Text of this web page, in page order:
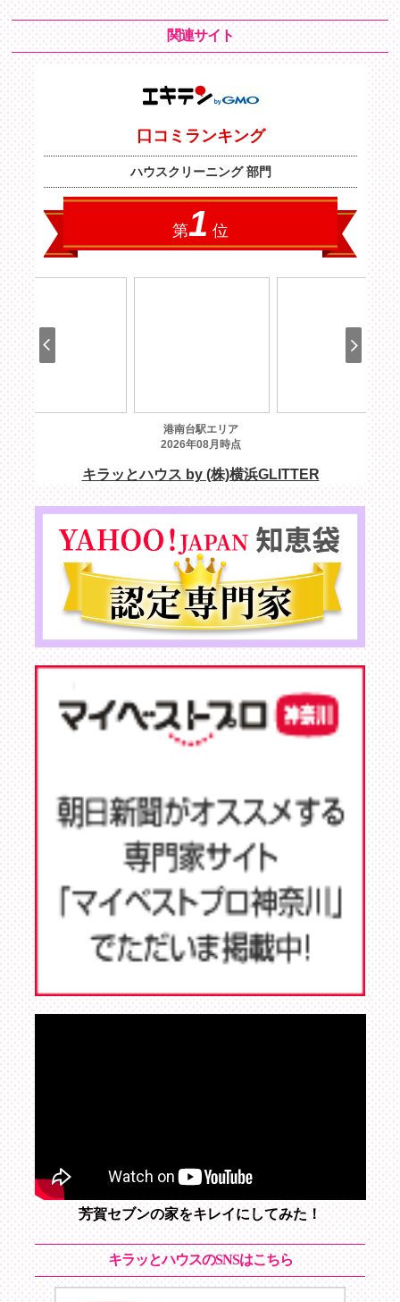
関連サイト
芳賀セブンの家をキレイにしてみた！
キラッとハウスのSNSはこちら